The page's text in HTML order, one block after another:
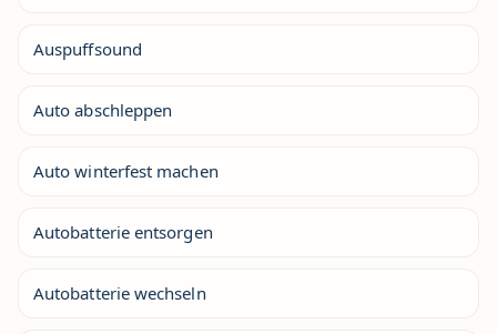
Auspuffsound
Auto abschleppen
Auto winterfest machen
Autobatterie entsorgen
Autobatterie wechseln